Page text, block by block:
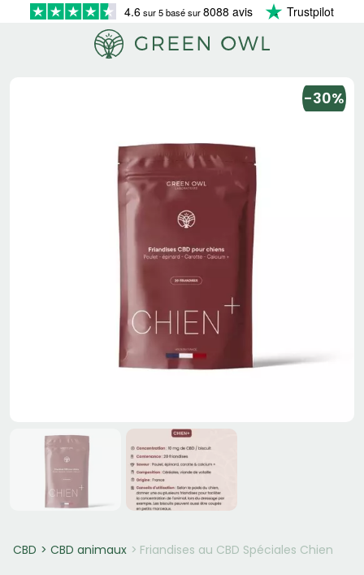
4.6sur 5 basé sur8088 avis Trustpilot
CBD CBD animaux Friandises au CBD Spéciales Chien